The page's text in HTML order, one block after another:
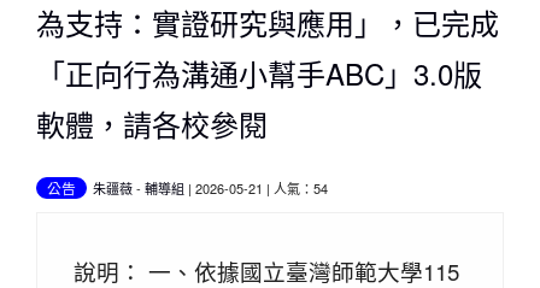
為支持：實證研究與應用」，已完成
「正向行為溝通小幫手ABC」3.0版
軟體，請各校參閱
公告 朱疆薇- 輔導組 | 2026-05-21 | 人氣：54
說明： 一、依據國立臺灣師範大學115